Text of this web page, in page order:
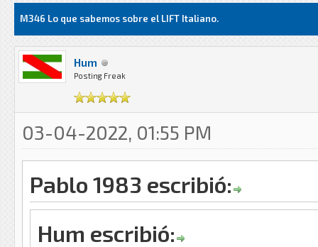
M346 Lo que sabemos sobre el LIFT Italiano.
Hum
Posting Freak
03-04-2022, 01:55 PM
Pablo 1983 escribió:
Hum escribió: